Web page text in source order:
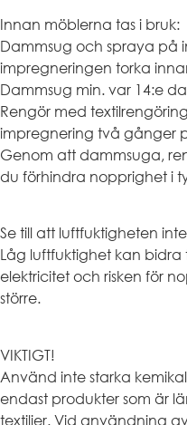
Innan möblerna tas i bruk:
Dammsug och spraya på
impregneringen torka
Dammsug min. var 14:e
Rengör med
impregnering två gånger
Genom att dammsuga,
du förhindra nopprighet i
Se till att luftfuktigheten
Låg luftfuktighet kan bidra
elektricitet och risken för
större.
VIKTIGT!
Använd inte starka
endast produkter som är
textilier. Vid användning